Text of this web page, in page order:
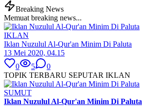
Breaking News
Memuat breaking news...
IKLAN
Iklan Nuzulul Al-Qur'an Minim Di Paluta
13 Mei 2020, 04.15
0
5
0
TOPIK TERBARU SEPUTAR IKLAN
SUMUT
Iklan Nuzulul Al-Qur'an Minim Di Paluta